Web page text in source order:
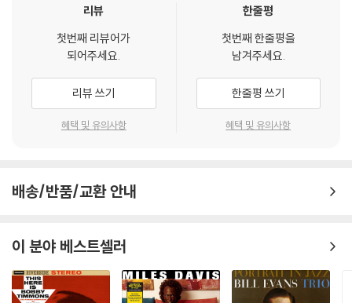
리뷰
첫번째 리뷰어가
되어주세요.
리뷰 쓰기
혜택 및 유의사항
한줄평
첫번째 한줄평을
남겨주세요.
한줄평 쓰기
혜택 및 유의사항
배송/반품/교환 안내
이 분야 베스트셀러